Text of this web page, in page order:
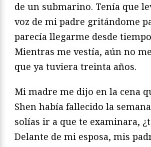
de un submarino. Tenía que
voz de mi padre gritándome
parecía llegarme desde
Mientras me vestía, aún no
que ya tuviera treinta años.
Mi madre me dijo en la cena
Shen había fallecido la
solías ir a que te examinara,
Delante de mi esposa, mis